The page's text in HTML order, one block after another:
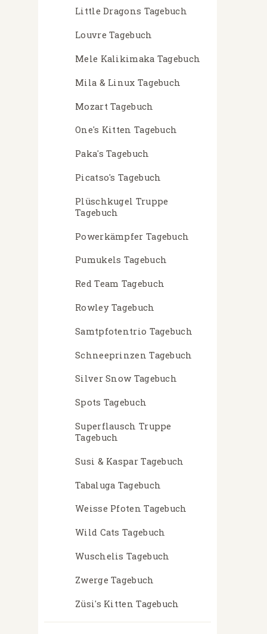
Little Dragons Tagebuch
Louvre Tagebuch
Mele Kalikimaka Tagebuch
Mila & Linux Tagebuch
Mozart Tagebuch
One's Kitten Tagebuch
Paka's Tagebuch
Picatso's Tagebuch
Plüschkugel Truppe
Tagebuch
Powerkämpfer Tagebuch
Pumukels Tagebuch
Red Team Tagebuch
Rowley Tagebuch
Samtpfotentrio Tagebuch
Schneeprinzen Tagebuch
Silver Snow Tagebuch
Spots Tagebuch
Superflausch Truppe
Tagebuch
Susi & Kaspar Tagebuch
Tabaluga Tagebuch
Weisse Pfoten Tagebuch
Wild Cats Tagebuch
Wuschelis Tagebuch
Zwerge Tagebuch
Züsi's Kitten Tagebuch